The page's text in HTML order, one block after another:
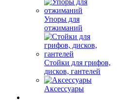
Упоры для
отжиманий
Стойки для грифов,
дисков, гантелей
Аксессуары